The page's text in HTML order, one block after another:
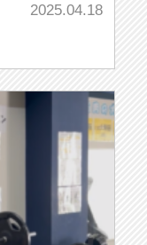
2025.04.18